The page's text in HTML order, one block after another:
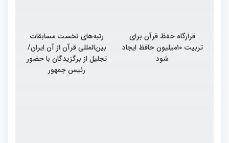
قرارگاه حفظ قرآن برای
تربیت ۱۰میلیون حافظ ایجاد
شود
رتبه‌های نخست مسابقات
بین‌المللی قرآن از آن ایران/
تجلیل از برگزیدگان با حضور
رئیس جمهور